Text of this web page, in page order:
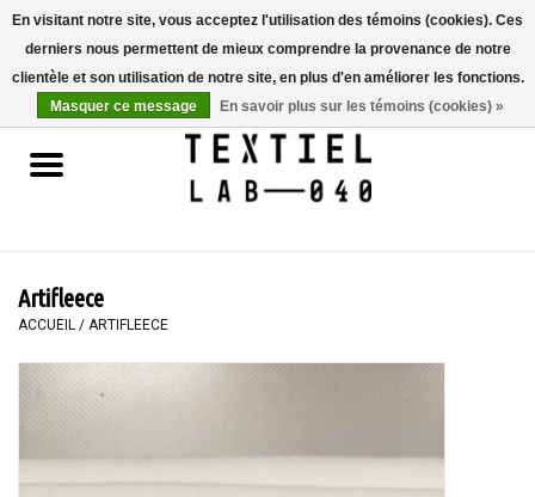
Accueil
LIVRES
PEINTURE
TEXTILE
Artifleece
ACCUEIL / ARTIFLEECE
En visitant notre site, vous acceptez l'utilisation des témoins (cookies). Ces
derniers nous permettent de mieux comprendre la provenance de notre
clientèle et son utilisation de notre site, en plus d'en améliorer les fonctions.
Masquer ce message
En savoir plus sur les témoins (cookies) »